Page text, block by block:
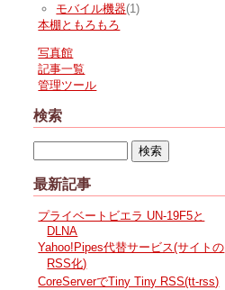
モバイル機器(1)
本棚ともろもろ
写真館
記事一覧
管理ツール
検索
最新記事
プライベートビエラ UN-19F5と
DLNA
Yahoo!Pipes代替サービス(サイトの
RSS化)
CoreServerでTiny Tiny RSS(tt-rss)